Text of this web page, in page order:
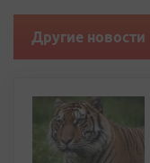
Другие новости